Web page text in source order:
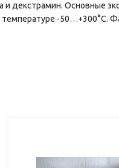
декстрамин. Основные
-50…+300°С.